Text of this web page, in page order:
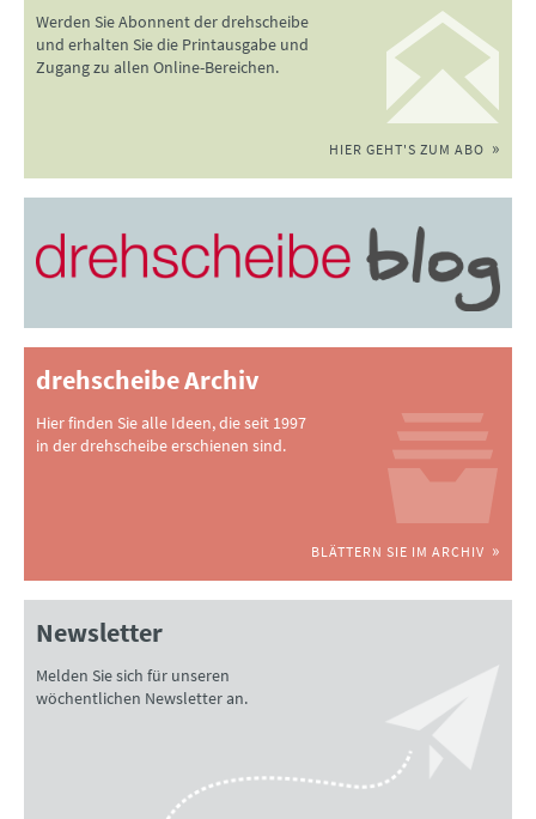
Werden Sie Abonnent der drehscheibe
und erhalten Sie die Printausgabe und
Zugang zu allen Online-Bereichen.
HIER GEHT'S ZUM ABO
drehscheibe Archiv
Hier finden Sie alle Ideen, die seit 1997
in der drehscheibe erschienen sind.
BLÄTTERN SIE IM ARCHIV
Newsletter
Melden Sie sich für unseren
wöchentlichen Newsletter an.